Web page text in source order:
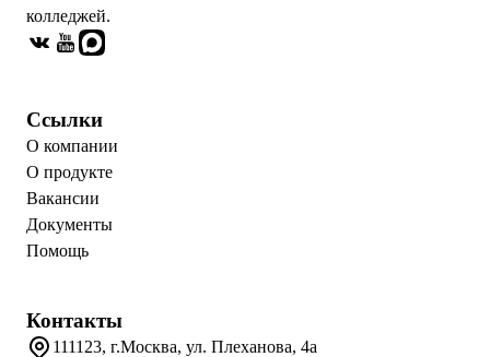
колледжей.
Ссылки
О компании
О продукте
Вакансии
Документы
Помощь
Контакты
111123, г.Москва, ул. Плеханова, 4а